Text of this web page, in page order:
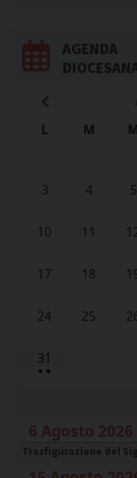
AGENDA
L M M
3 4 5
10 11
17 18
24 25
31
• •
6 Agosto 2026
Trasfigurazione del